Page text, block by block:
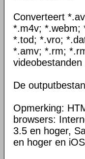
Converteert
*.m4v; *.webm;
*.tod; *.vro;
*.amv; *.rm;
De
Opmerking:
browsers:
3.5 en hoger,
en hoger en